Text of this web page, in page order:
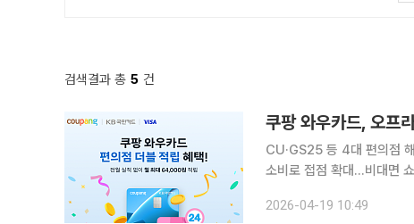
검색결과 총 5 건
쿠팡 와우카드, 오프
CU·GS25 등 4대 편의점
소비로 접점 확대…비대면 쇼핑·오프라인 결제 확대 쿠
편의점 카테고리의 적립률
2026-04-19 10:49